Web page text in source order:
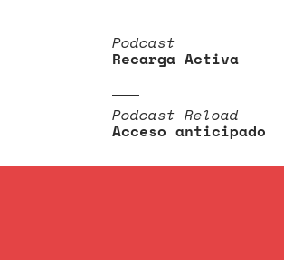
Podcast
Recarga Activa
Podcast Reload
Acceso anticipado